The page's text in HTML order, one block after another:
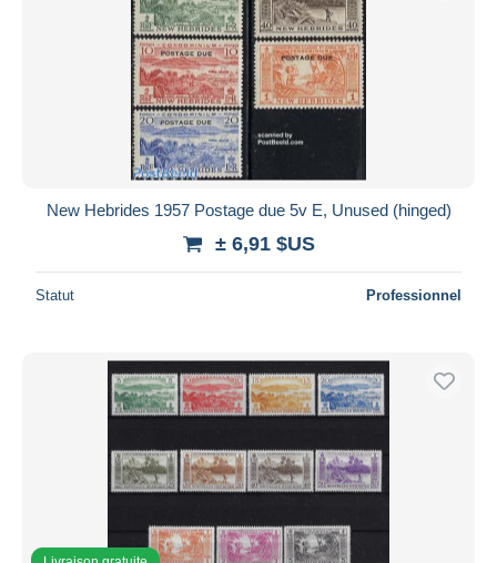
New Hebrides 1957 Postage due 5v E, Unused (hinged)
± 6,91 $US
Statut Professionnel